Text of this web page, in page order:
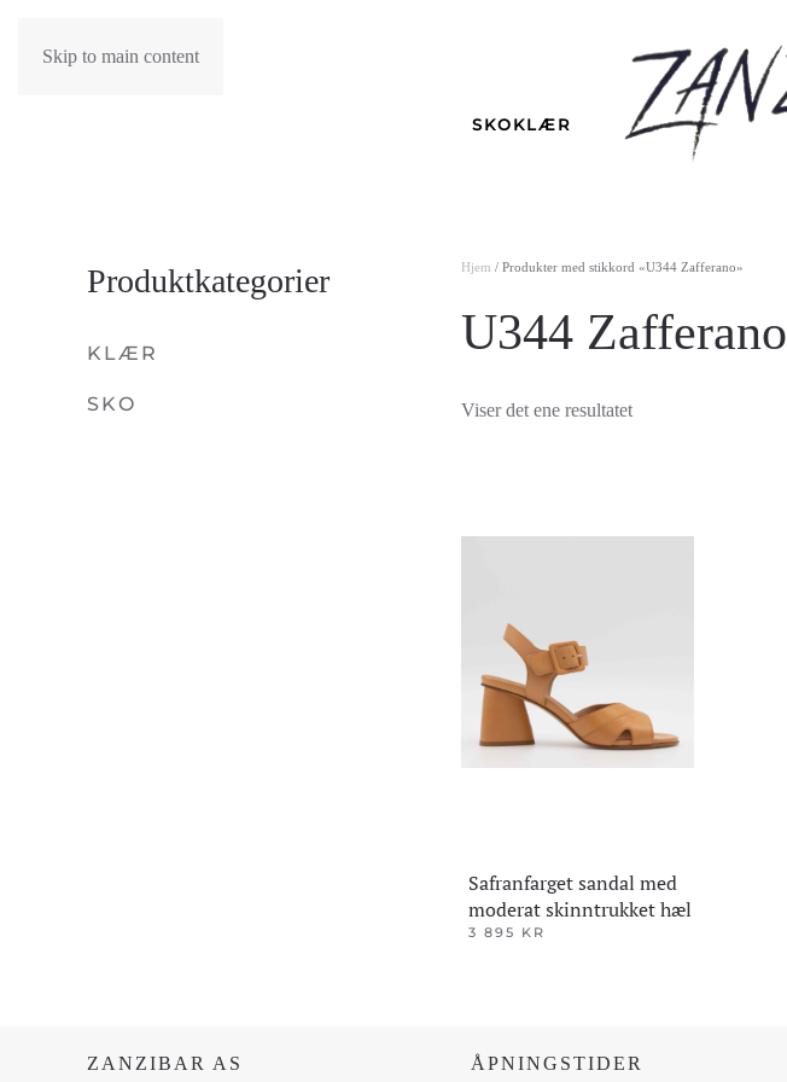
Skip to main content
SKOKLÆR
Hjem / Produkter med stikkord «U344 Zafferano»
U344 Zafferano
Viser det ene resultatet
Safranfarget sandal med
moderat skinntrukket hæl
3 895 KR
flere
Produktkategorier
KLÆR
SKO
ZANZIBAR AS ÅPNINGSTIDER